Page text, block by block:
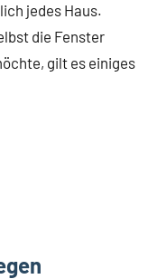
jedes Haus.
die Fenster
gilt es einiges